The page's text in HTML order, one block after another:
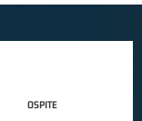
OSPITE